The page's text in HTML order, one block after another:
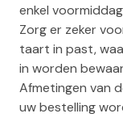
enkel
Zorg er zeker
taart in past,
in worden
Afmetingen van
uw bestelling